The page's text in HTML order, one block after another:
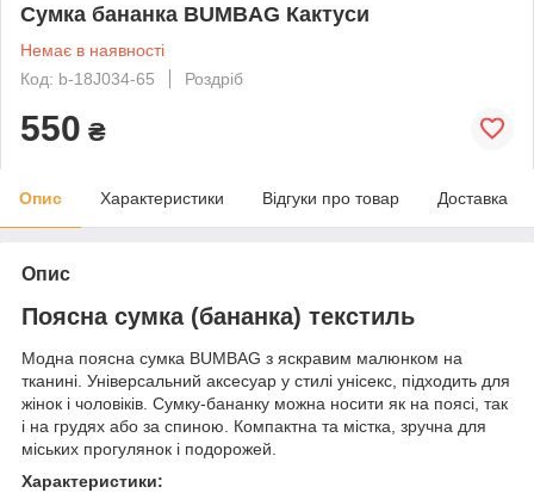
Сумка бананка BUMBAG Кактуси
Немає в наявності
Код: b-18J034-65
Роздріб
550 ₴
Опис Характеристики Відгуки про товар Доставка
Опис
Поясна сумка (бананка) текстиль
Модна поясна сумка BUMBAG з яскравим малюнком на
тканині. Універсальний аксесуар у стилі унісекс, підходить для
жінок і чоловіків. Сумку-бананку можна носити як на поясі, так
і на грудях або за спиною. Компактна та містка, зручна для
міських прогулянок і подорожей.
Характеристики: